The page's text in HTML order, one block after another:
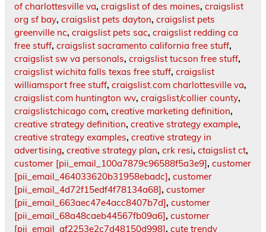
of charlottesville va, craigslist of des moines, craigslist
org sf bay, craigslist pets dayton, craigslist pets
greenville nc, craigslist pets sac, craigslist redding ca
free stuff, craigslist sacramento california free stuff,
craigslist sw va personals, craigslist tucson free stuff,
craigslist wichita falls texas free stuff, craigslist
williamsport free stuff, craigslist.com charlottesville va,
craigslist.com huntington wv, craigslist/collier county,
craigslistchicago com, creative marketing definition,
creative strategy definition, creative strategy example,
creative strategy examples, creative strategy in
advertising, creative strategy plan, crk resi, ctaigslist ct,
customer [pii_email_100a7879c96588f5a3e9], customer
[pii_email_464033620b31958ebadc], customer
[pii_email_4d72f15edf4f78134a68], customer
[pii_email_663aec47e4acc8407b7d], customer
[pii_email_68a48caeb44567fb09a6], customer
[pii_email_af2253e2c7d48150d998], cute trendy